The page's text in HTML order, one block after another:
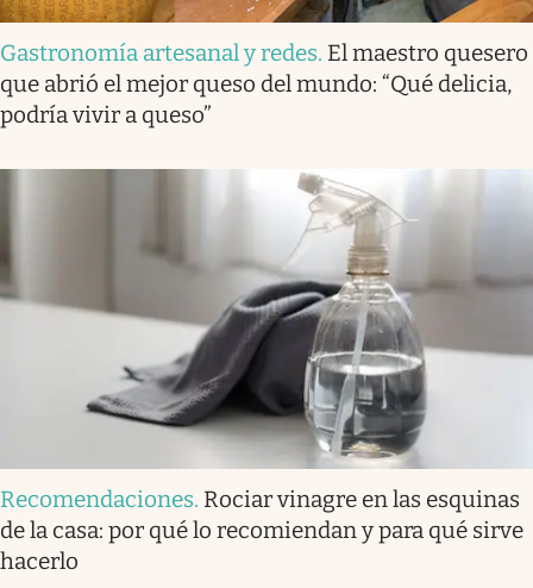
Gastronomía artesanal y redes. El maestro quesero
que abrió el mejor queso del mundo: “Qué delicia,
podría vivir a queso”
Recomendaciones. Rociar vinagre en las esquinas
de la casa: por qué lo recomiendan y para qué sirve
hacerlo